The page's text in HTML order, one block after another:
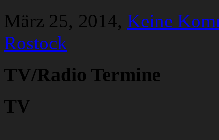
März 25, 2014, Keine
Rostock
TV/Radio Termine
TV